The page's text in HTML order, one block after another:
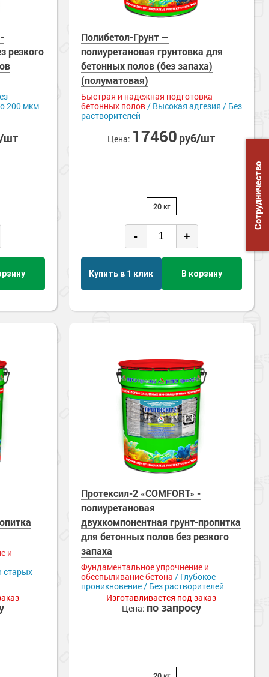
резкого
200 мкм
шт
Полибетол-Грунт —
полиуретановая грунтовка для
бетонных полов (без запаха)
(полуматовая)
Быстрая и надежная подготовка
бетонных полов/ Высокая адгезия / Без
растворителей
Цена: 17460 руб/шт
20 кг
- +
Купить в 1 клик В корзину
и
старых
Протексил-2 «COMFORT» -
полиуретановая
двухкомпонентная грунт-пропитка
для бетонных полов без резкого
запаха
Фундаментальное упрочнение и
обеспыливание бетона / Глубокое
проникновение / Без растворителей
Изготавливается под заказ
Цена: по запросу
Сотрудничество